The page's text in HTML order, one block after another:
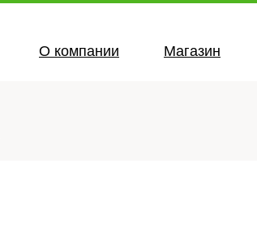
О компании Магазин